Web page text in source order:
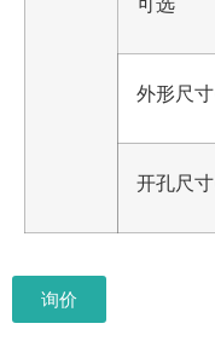
外形尺
开孔尺
询价